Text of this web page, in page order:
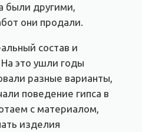
были другими,
они продали.
состав и
это ушли годы
разные варианты,
поведение гипса в
с материалом,
изделия